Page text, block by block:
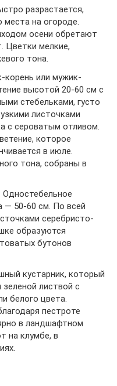
разрастается,
места на огороде.
осени обретают
Цветки мелкие,
тона.
или мужик-
высотой 20-60 см с
стебельками, густо
листочками
с сероватым отливом.
которое
в июле.
тона, собраны в
— 50-60 см. По всей
серебристо-
образуются
бутонов
кустарник, который
листвой с
белого цвета.
пестроте
в ландшафтном
на клумбе, в